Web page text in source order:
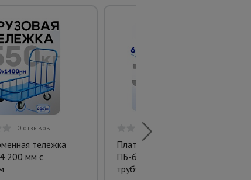
0 отзывов
тележка
200 мм с
Платформенная тележка
ПБ-6.10 125 мм с
трубчатыми бортами